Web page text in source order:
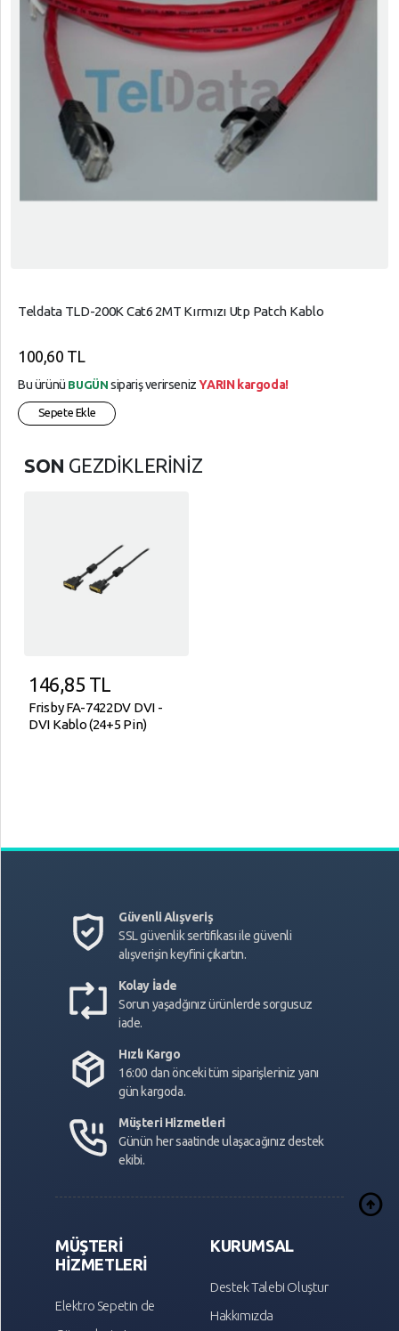
Teldata TLD-200K Cat6 2MT Kırmızı Utp Patch Kablo
100,60 TL
Bu ürünü BUGÜN sipariş verirsenizYARIN kargoda!
Sepete Ekle
SON GEZDİKLERİNİZ
146,85TL
Frisby FA-7422DV DVI -
DVI Kablo (24+5 Pin)
Güvenli Alışveriş
SSL güvenlik sertifikası ile güvenli
alışverişin keyfini çıkartın.
Kolay İade
Sorun yaşadğınız ürünlerde sorgusuz
iade.
Hızlı Kargo
16:00 dan önceki tüm siparişleriniz yanı
gün kargoda.
Müşteri Hizmetleri
Günün her saatinde ulaşacağınız destek
ekibi.
MÜŞTERİ
HİZMETLERİ
Elektro Sepetin de
KURUMSAL
Destek Talebi Oluştur
Hakkımızda
arrow_circle_up